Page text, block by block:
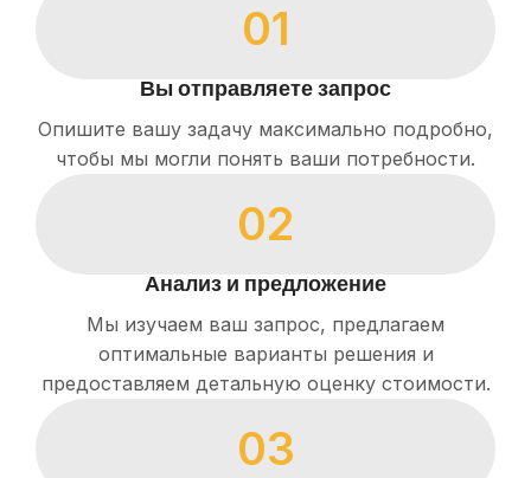
01
Вы отправляете запрос
Опишите вашу задачу максимально подробно,
чтобы мы могли понять ваши потребности.
02
Анализ и предложение
Мы изучаем ваш запрос, предлагаем
оптимальные варианты решения и
предоставляем детальную оценку стоимости.
03